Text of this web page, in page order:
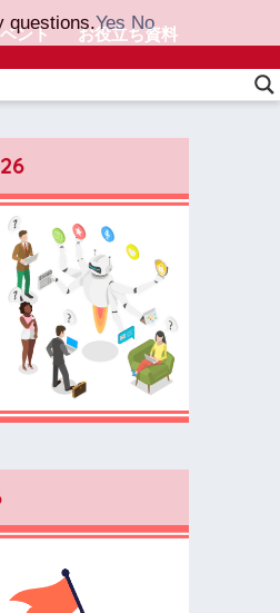
ント お役立ち資料
questions.Yes No